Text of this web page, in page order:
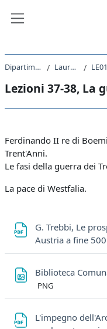
Dipartimento di Studi Umanistici Laurea triennale (DM270)
Lezioni 37-38, La
Schema della
Ferdinando II re di
Trent'Anni.
Le fasi della guerra dei
La pace di Westfalia.
G. Trebbi, Le
Austria a fine 500
Biblioteca
PNG
L'impegno